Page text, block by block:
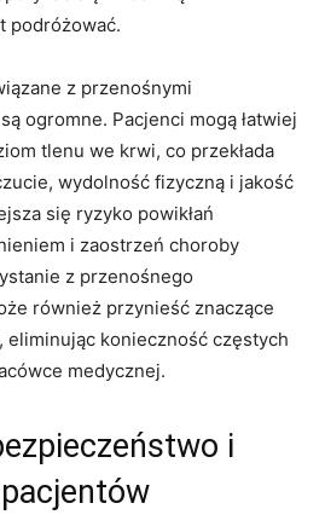
podróżować.
z⁢ przenośnymi
ogromne. ‍Pacjenci mogą łatwiej
tlenu we krwi, co przekłada
⁢wydolność​ fizyczną i⁢ jakość
się ryzyko⁢ powikłań
i ⁤zaostrzeń choroby
z przenośnego
również⁢ przynieść ‍znaczące
eliminując konieczność częstych
medycznej.
⁢i